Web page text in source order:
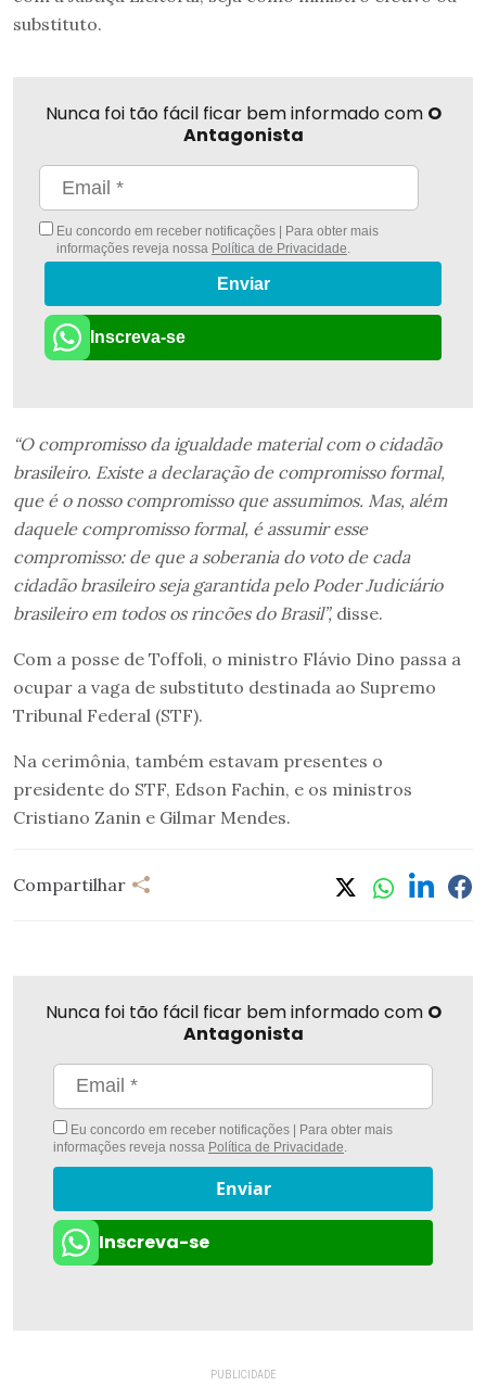
substituto.
Nunca foi tão fácil ficar bem informado com O
Antagonista
Eu concordo em receber notificações | Para obter mais
informações reveja nossa Política de Privacidade.
Enviar
Inscreva-se
“O compromisso da igualdade material com o cidadão
brasileiro. Existe a declaração de compromisso formal,
que é o nosso compromisso que assumimos. Mas, além
daquele compromisso formal, é assumir esse
compromisso: de que a soberania do voto de cada
cidadão brasileiro seja garantida pelo Poder Judiciário
brasileiro em todos os rincões do Brasil”, disse.
Com a posse de Toffoli, o ministro Flávio Dino passa a
ocupar a vaga de substituto destinada ao Supremo
Tribunal Federal (STF).
Na cerimônia, também estavam presentes o
presidente do STF, Edson Fachin, e os ministros
Cristiano Zanin e Gilmar Mendes.
Compartilhar
Nunca foi tão fácil ficar bem informado com O
Antagonista
Eu concordo em receber notificações | Para obter mais
informações reveja nossa Política de Privacidade.
Enviar
Inscreva-se